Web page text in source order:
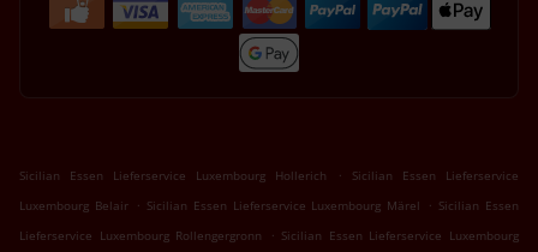
Sicilian Essen Lieferservice Luxembourg Hollerich .
Sicilian Essen Lieferservice
Luxembourg Belair . Sicilian Essen Lieferservice Luxembourg Märel . Sicilian Essen
Lieferservice Luxembourg Rollengergronn
. Sicilian Essen Lieferservice Luxembourg